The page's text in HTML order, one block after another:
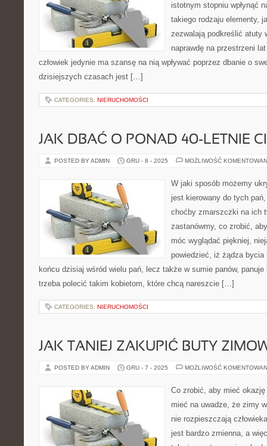
istotnym stopniu wpłynąć
takiego rodzaju elementy,
zezwalają podkreślić atuty
naprawdę na przestrzeni
człowiek jedynie ma szansę na nią wpływać poprzez dbanie o
dzisiejszych czasach jest […]
CATEGORIES: NIERUCHOMOŚCI
JAK DBAĆ O PONAD 40-LETNIE
POSTED BY ADMIN GRU - 8 - 2025 MOŻLIWOŚĆ
W jaki sposób możemy
jest kierowany do tych
choćby zmarszczki na ich
zastanówmy, co zrobić,
móc wyglądać piękniej,
powiedzieć, iż żądza bycia
końcu dzisiaj wśród wielu pań, lecz także w sumie panów, panuje
trzeba polecić takim kobietom, które chcą nareszcie […]
CATEGORIES: NIERUCHOMOŚCI
JAK TANIEJ ZAKUPIĆ BUTY
POSTED BY ADMIN GRU - 7 - 2025 MOŻLIWOŚĆ
Co zrobić, aby mieć
mieć na uwadze, że zimy
nie rozpieszczają
jest bardzo zmienna, a